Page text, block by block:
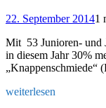
22. September 20141
Mit 53 Junioren- und
in diesem Jahr 30%
„Knappenschmiede“
weiterlesen